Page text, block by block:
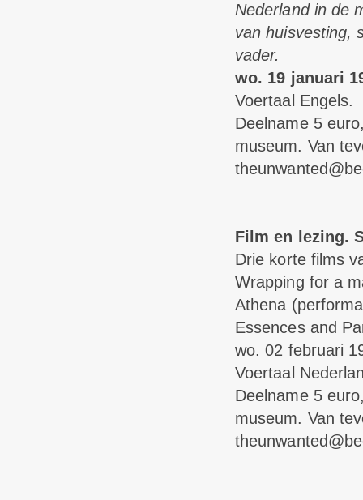
Nederland in de
van huisvesting,
vader.
wo. 19 januari
Voertaal Engels.
Deelname 5
museum. Van
Film en lezing.
Drie korte films
Wrapping for a
Athena
Essences and
wo. 02 februari
Voertaal
Deelname 5
museum. Van